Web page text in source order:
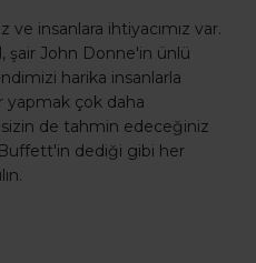
ve insanlara ihtiyacımız var.
şair John Donne'in ünlü
harika insanlarla
yapmak çok daha
de tahmin edeceğiniz
dediği gibi her